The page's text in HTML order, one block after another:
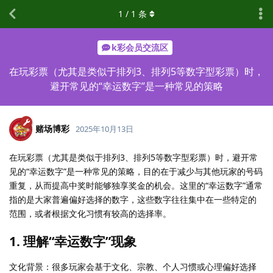
k彩会员交流区
在玩彩票（尤其是类似于排列3、排列5等数字型彩票）时，
避开常见的“幸运数字”是一种常见的策略
1 / 1 条
赌场博彩 2025年10月13日
在玩彩票（尤其是类似于排列3、排列5等数字型彩票）时，避开常
见的“幸运数字”是一种常见的策略，目的在于减少与其他玩家的号码
重复，从而提高中奖时能够独享奖金的机会。这里的“幸运数字”通常
指的是大家普遍偏好选择的数字，这些数字往往集中在一些特定的
范围，或者根据文化习惯有较高的选择率。
1. 理解“幸运数字”现象
文化背景：很多玩家会基于文化、宗教、个人习惯或心理偏好选择